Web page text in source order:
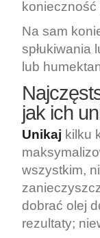
konieczność
Na sam
spłukiwania
lub
jak ich
Unikaj kilku
wszystkim,
dobrać olej
rezultaty;